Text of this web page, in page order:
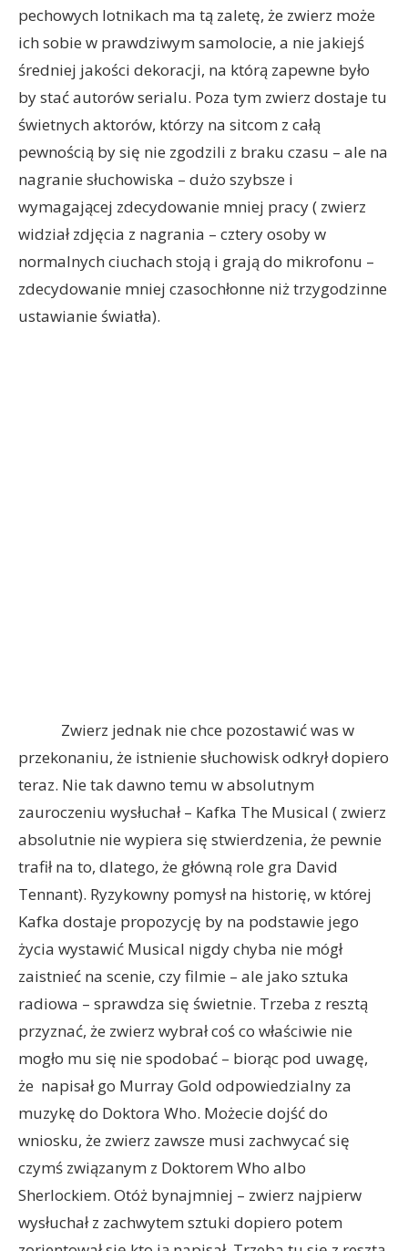
pechowych lotnikach ma tą zaletę, że zwierz może
ich sobie w prawdziwym samolocie, a nie jakiejś
średniej jakości dekoracji, na którą zapewne było
by stać autorów serialu. Poza tym zwierz dostaje tu
świetnych aktorów, którzy na sitcom z całą
pewnością by się nie zgodzili z braku czasu – ale na
nagranie słuchowiska – dużo szybsze i
wymagającej zdecydowanie mniej pracy ( zwierz
widział zdjęcia z nagrania – cztery osoby w
normalnych ciuchach stoją i grają do mikrofonu –
zdecydowanie mniej czasochłonne niż trzygodzinne
ustawianie światła).
Zwierz jednak nie chce pozostawić was w
przekonaniu, że istnienie słuchowisk odkrył dopiero
teraz. Nie tak dawno temu w absolutnym
zauroczeniu wysłuchał – Kafka The Musical ( zwierz
absolutnie nie wypiera się stwierdzenia, że pewnie
trafił na to, dlatego, że główną role gra David
Tennant). Ryzykowny pomysł na historię, w której
Kafka dostaje propozycję by na podstawie jego
życia wystawić Musical nigdy chyba nie mógł
zaistnieć na scenie, czy filmie – ale jako sztuka
radiowa – sprawdza się świetnie. Trzeba z resztą
przyznać, że zwierz wybrał coś co właściwie nie
mogło mu się nie spodobać – biorąc pod uwagę,
że napisał go Murray Gold odpowiedzialny za
muzykę do Doktora Who. Możecie dojść do
wniosku, że zwierz zawsze musi zachwycać się
czymś związanym z Doktorem Who albo
Sherlockiem. Otóż bynajmniej – zwierz najpierw
wysłuchał z zachwytem sztuki dopiero potem